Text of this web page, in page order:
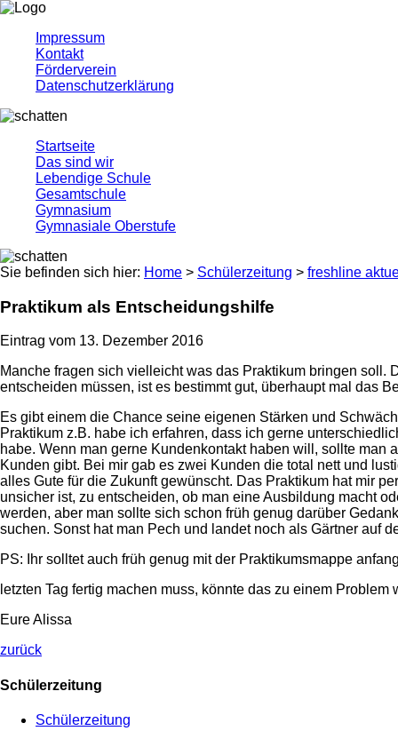
Impressum
Kontakt
Förderverein
Datenschutzerklärung
Startseite
Das sind wir
Lebendige Schule
Gesamtschule
Gymnasium
Gymnasiale Oberstufe
Sie befinden sich hier: Home > Schülerzeitung > freshline
Praktikum als Entscheidungshilfe
Eintrag vom 13. Dezember 2016
Manche fragen sich vielleicht was das Praktikum bringen
entscheiden müssen, ist es bestimmt gut, überhaupt mal das
Es gibt einem die Chance seine eigenen Stärken und
Praktikum z.B. habe ich erfahren, dass ich gerne
habe. Wenn man gerne Kundenkontakt haben will, sollte man
Kunden gibt. Bei mir gab es zwei Kunden die total nett und
alles Gute für die Zukunft gewünscht. Das Praktikum hat mir
unsicher ist, zu entscheiden, ob man eine Ausbildung macht
werden, aber man sollte sich schon früh genug darüber
suchen. Sonst hat man Pech und landet noch als Gärtner auf
PS: Ihr solltet auch früh genug mit der Praktikumsmappe
letzten Tag fertig machen muss, könnte das zu einem Problem
Eure Alissa
zurück
Schülerzeitung
Schülerzeitung